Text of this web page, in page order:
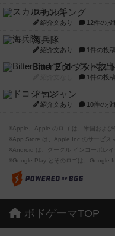
スカルキング
紹介文あり 12件の投
海兵隊
紹介文あり 1件の投稿
Bitter End ブタペス
1件の投稿
ドコジャン
紹介文あり 10件の投
※Apple、Apple のロゴ は、米国および
※App Store は、Apple Inc.のサービス
※Android は、グーグル インコーポレ
※Google Play とそのロゴは、Google
ボドゲーマTOP